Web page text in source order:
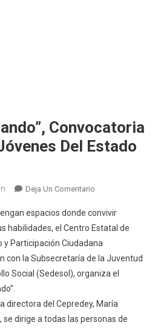
Convocatoria
Del Estado
Deja Un ComentarioEn
Bailando”,
Convocatoria
De
Baile
Para
Del
espacios donde convivir
habilidades, el Centro Estatal de
y Participación Ciudadana
con la Subsecretaría de la Juventud
Social (Sedesol), organiza el
directora del Cepredey, María
se dirige a todas las personas de